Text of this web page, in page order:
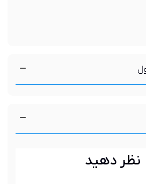
نظر دهید